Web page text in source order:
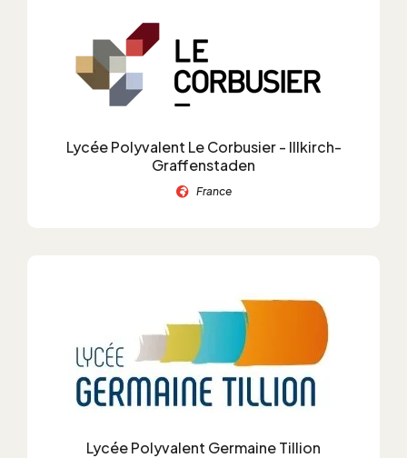
Lycée Polyvalent Le Corbusier - Illkirch-
Graffenstaden
France
Lycée Polyvalent Germaine Tillion